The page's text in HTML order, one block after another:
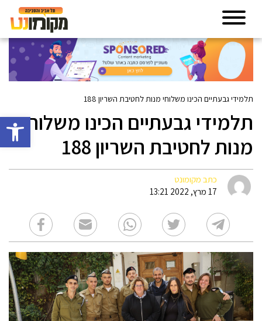
פתח
תלמידי גבעתיים הכינו משלוחי מנות לחטיבת השריון 188
תלמידי גבעתיים הכינו משלוחי
מנות לחטיבת השריון 188
כתב מקומונט
17 מרץ, 2022 13:21